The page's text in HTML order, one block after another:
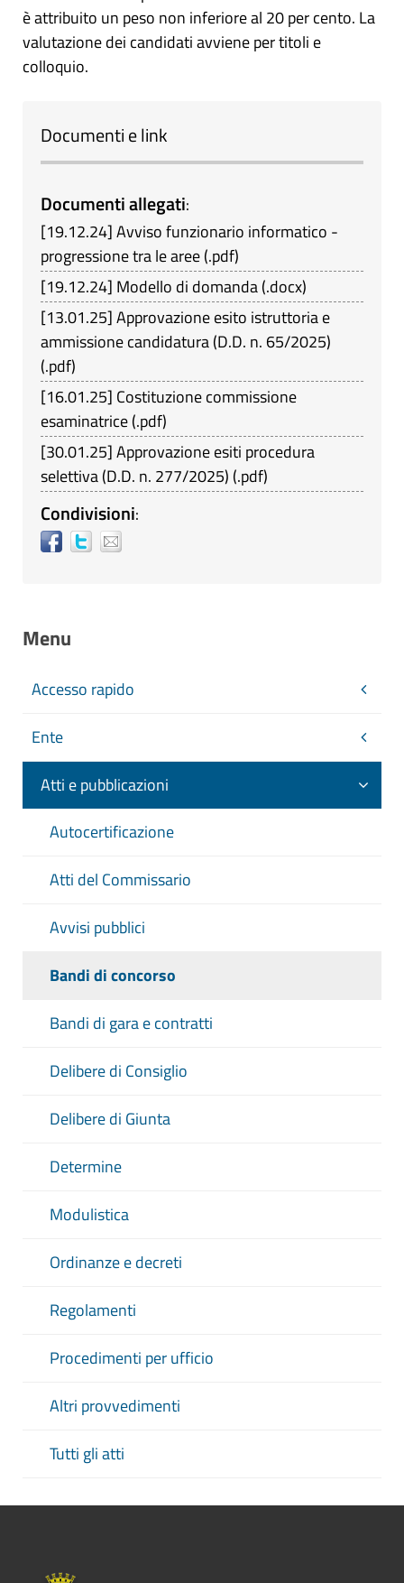
è attribuito un peso non inferiore al 20 per cento. La
valutazione dei candidati avviene per titoli e
colloquio.
Documenti e link
Documenti allegati:
[19.12.24]Avviso funzionario informatico -
progressione tra le aree(.pdf)
[19.12.24] Modello di domanda(.docx)
[13.01.25]Approvazione esito istruttoria e
ammissione candidatura (D.D. n. 65/2025)
(.pdf)
[16.01.25] Costituzione commissione
esaminatrice(.pdf)
[30.01.25]Approvazione esiti procedura
selettiva (D.D. n. 277/2025) (.pdf)
Condivisioni:
Menu
Accesso rapido
Ente
Atti e pubblicazioni
Autocertificazione
Atti del Commissario
Avvisi pubblici
Bandi di concorso
Bandi di gara e contratti
Delibere di Consiglio
Delibere di Giunta
Determine
Modulistica
Ordinanze e decreti
Regolamenti
Procedimenti per ufficio
Altri provvedimenti
Tutti gli atti